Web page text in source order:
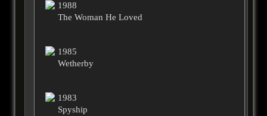
1988
The Woman He Loved
1985
Wetherby
1983
Spyship